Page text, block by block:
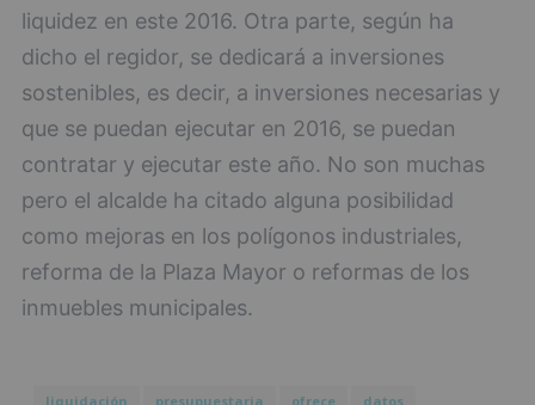
liquidez en este 2016. Otra parte, según ha
dicho el regidor, se dedicará a inversiones
sostenibles, es decir, a inversiones necesarias y
que se puedan ejecutar en 2016, se puedan
contratar y ejecutar este año. No son muchas
pero el alcalde ha citado alguna posibilidad
como mejoras en los polígonos industriales,
reforma de la Plaza Mayor o reformas de los
inmuebles municipales.
liquidación presupuestaria ofrece datos